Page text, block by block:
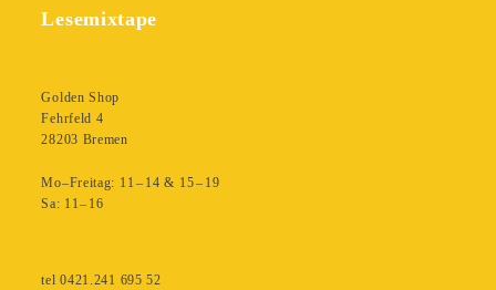
Lesemixtape
Golden Shop
Fehrfeld 4
28203 Bremen
Mo–Freitag: 11 – 14 & 15 – 19
Sa: 11– 16
tel 0421.241 695 52